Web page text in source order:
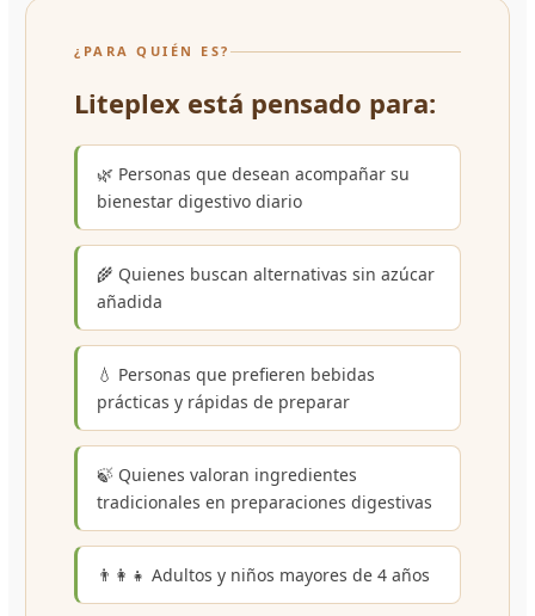
¿PARA QUIÉN ES?
Liteplex está pensado para:
🌿 Personas que desean acompañar su
bienestar digestivo diario
🌾 Quienes buscan alternativas sin azúcar
añadida
💧 Personas que prefieren bebidas
prácticas y rápidas de preparar
🍃 Quienes valoran ingredientes
tradicionales en preparaciones digestivas
👨‍👩‍👧 Adultos y niños mayores de 4 años